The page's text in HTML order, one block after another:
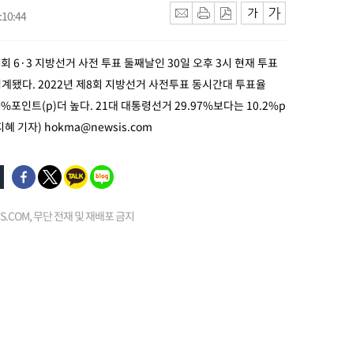
6·3 지방선거 사전 투표 둘째날인 30일 오후 3시 현재 투표
됐다. 2022년 제8회 지방선거 사전투표 동시간대 투표율
포인트(p)더 높다. 21대 대통령선거 29.97%보다는 10.2%p
혜 기자) hokma@newsis.com
무단 전재 및 재배포 금지